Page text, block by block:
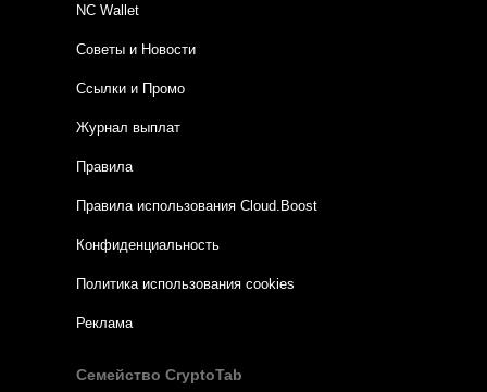
NC Wallet
Советы и Новости
Ссылки и Промо
Журнал выплат
Правила
Правила использования Cloud.Boost
Конфиденциальность
Политика использования cookies
Реклама
Семейство CryptoTab